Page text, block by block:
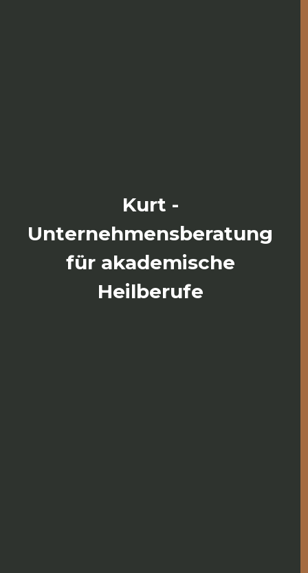
Kurt -
Unternehmensberatung
für akademische
Heilberufe